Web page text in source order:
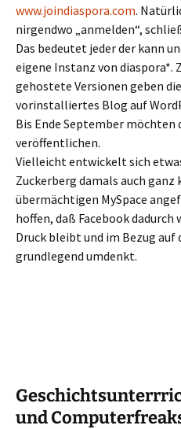
www.joindiaspora.com.
nirgendwo „anmelden“,
Das bedeutet jeder der kann
eigene Instanz von diaspora*.
gehostete Versionen geben
vorinstalliertes Blog auf
Bis Ende September möchten
veröffentlichen.
Vielleicht entwickelt sich
Zuckerberg damals auch ganz
übermächtigen MySpace
hoffen, daß Facebook
Druck bleibt und im Bezug auf
grundlegend umdenkt.
und